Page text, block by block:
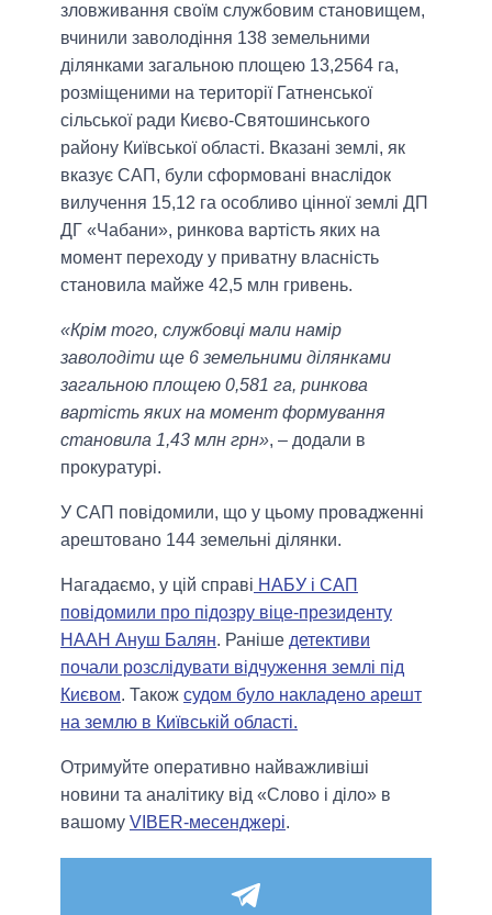
зловживання своїм службовим становищем,
вчинили заволодіння 138 земельними
ділянками загальною площею 13,2564 га,
розміщеними на території Гатненської
сільської ради Києво-Святошинського
району Київської області. Вказані землі, як
вказує САП, були сформовані внаслідок
вилучення 15,12 га особливо цінної землі ДП
ДГ «Чабани», ринкова вартість яких на
момент переходу у приватну власність
становила майже 42,5 млн гривень.
«Крім того, службовці мали намір
заволодіти ще 6 земельними ділянками
загальною площею 0,581 га, ринкова
вартість яких на момент формування
становила 1,43 млн грн», – додали в
прокуратурі.
У САП повідомили, що у цьому провадженні
арештовано 144 земельні ділянки.
Нагадаємо, у цій справі НАБУ і САП
повідомили про підозру віце-президенту
НААН Ануш Балян. Раніше детективи
почали розслідувати відчуження землі під
Києвом. Також судом було накладено арешт
на землю в Київській області.
Отримуйте оперативно найважливіші
новини та аналітику від «Слово і діло» в
вашому VIBER-месенджері.